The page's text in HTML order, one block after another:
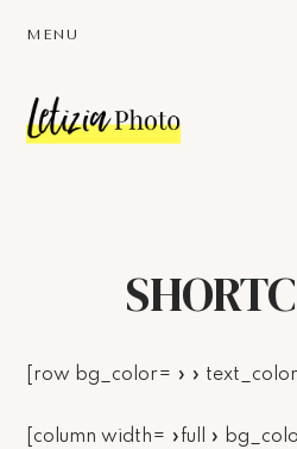
content
sidebar
MENU
[row bg_color= » »
[column width= »full »